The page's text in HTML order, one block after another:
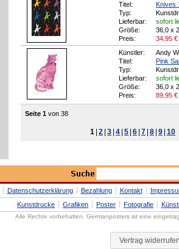
Titel:
Knives
Typ:
Lieferbar:
sofort
Größe:
36,0 x
Preis:
34,95 €
Künstler:
Andy
Titel:
Pink
Typ:
Lieferbar:
sofort
Größe:
36,0 x
Preis:
89,95 €
Seite 1 von 38
1 2 3 4 5 6 7 8 9 10
Datenschutzerklärung Bezahlung Kontakt
Kunstdrucke
Grafiken Poster Fotografie
Alle Rechte vorbehalten. Germanposters ist eine
Vertrag